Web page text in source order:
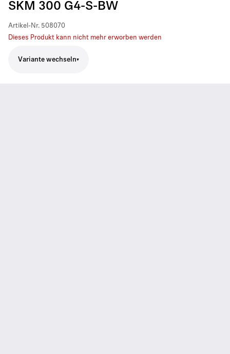
SKM 300 G4-S-BW
Artikel-Nr. 508070
Dieses Produkt kann nicht mehr erworben werden
Variante wechseln